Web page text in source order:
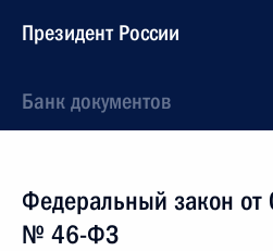
Президент России
Банк документов
Федеральный закон
№ 46-ФЗ